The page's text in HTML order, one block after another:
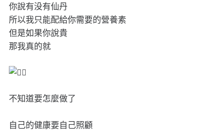
你說有没有仙丹
所以我只能配給你需要的營養素
但是如果你說貴
那我真的就
不知道要怎麼做了
自己的健康要自己照顧